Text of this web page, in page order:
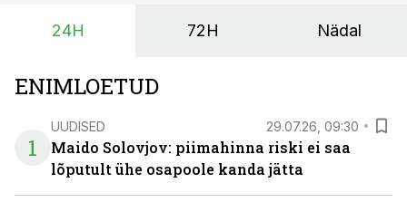
24H 72H Nädal
ENIMLOETUD
1
UUDISED 29.07.26, 09:30
Maido Solovjov: piimahinna riski ei saa
lõputult ühe osapoole kanda jätta